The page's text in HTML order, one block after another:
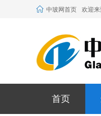
中玻网首页 欢迎来
首页